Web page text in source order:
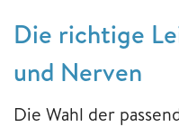
Die richtige
und Nerven
Die Wahl der